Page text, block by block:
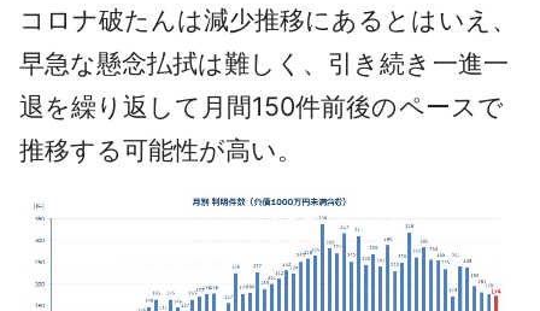
コロナ破たんは減少推移にあるとはいえ、
早急な懸念払拭は難しく、引き続き一進一
退を繰り返して月間150件前後のペースで
推移する可能性が高い。